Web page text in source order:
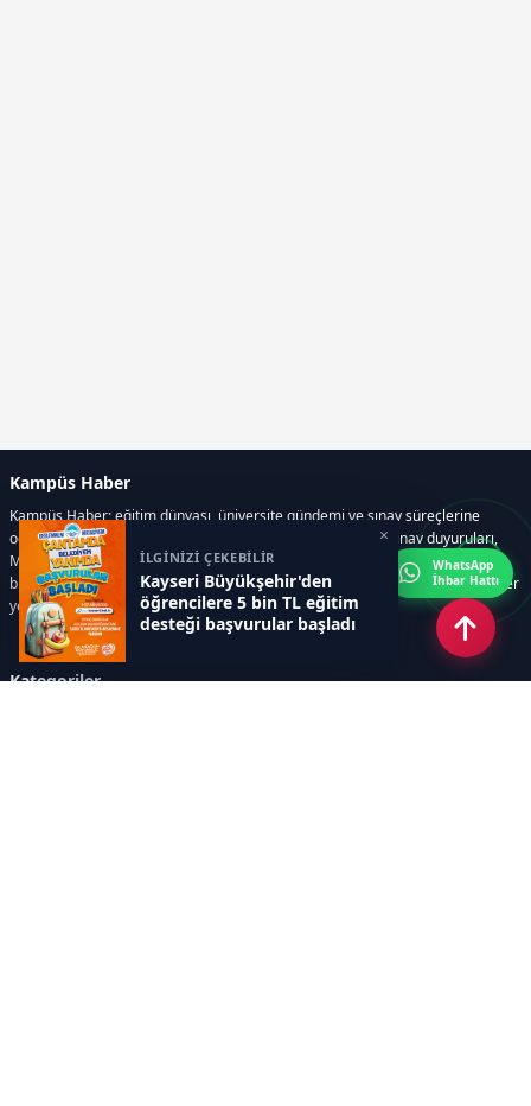
İLGİNİZİ ÇEKEBİLİR
Kayseri Büyükşehir'den
öğrencilere 5 bin TL eğitim
desteği başvurular başladı
×
Kampüs Haber
Kampüs Haber; eğitim dünyası, üniversite gündemi ve sınav süreçlerine
odaklanan bir haber portalıdır. Sitede; YKS, ALES, LGS gibi sınav duyuruları,
Milli Eğitim Bakanlığı gelişmeleri, üniversite haberleri, rehberlik içerikleri,
bilim ve teknoloji alanındaki yenilikler ile öğrenci yaşamına dair güncel bilgiler
yer alır.
Kategoriler
WhatsApp
İhbar Hattı